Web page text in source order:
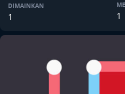
DIMAINKAN
1 1